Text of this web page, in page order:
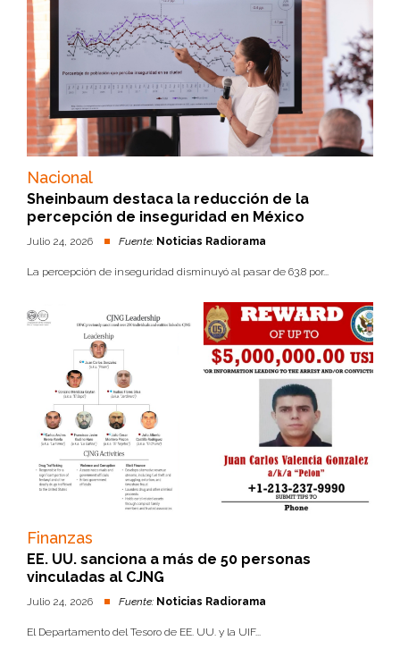
Nacional
Sheinbaum destaca la reducción de la
percepción de inseguridad en México
Julio 24, 2026 Fuente: Noticias Radiorama
La percepción de inseguridad disminuyó al pasar de 63.8 por...
Finanzas
EE. UU. sanciona a más de 50 personas
vinculadas al CJNG
Julio 24, 2026 Fuente: Noticias Radiorama
El Departamento del Tesoro de EE. UU. y la UIF...